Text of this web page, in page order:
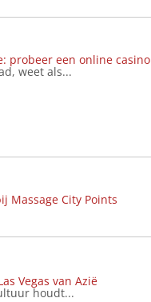
probeer een online casino
weet als...
Massage City Points
Vegas van Azië
houdt...